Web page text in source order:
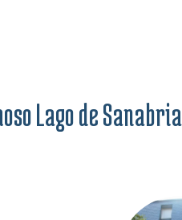
Lago de Sanabria